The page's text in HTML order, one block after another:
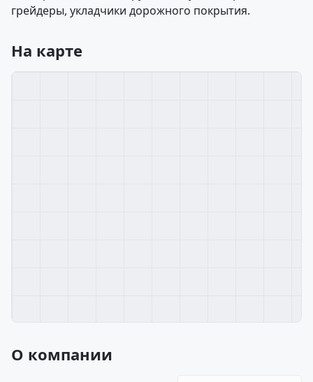
грейдеры, укладчики дорожного покрытия.
На карте
О компании